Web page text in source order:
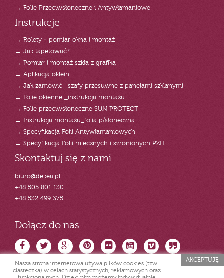
→ Folie Przeciwsłoneczne i Antywłamaniowe
Instrukcje
→ Rolety - pomiar okna i montaż
→ Jak tapetować?
→ Pomiar i montaż szkła z grafiką
→ Aplikacja oklein
→ Jak zamówić _szafy przesuwne z panelami szklanymi
→ Folie okienne _instrukcja montażu
→ Folie przeciwsłoneczne SUN PROTECT
→ Instrukcja montażu_folia p/słoneczna
→ Specyfikacja Folii Antywłamaniowych
→ Specyfikacja Folii mlecznych i szronionych PZH
Skontaktuj się z nami
biuro@dekea.pl
+48 505 801 130
+48 532 499 375
Dołącz do nas
Nasza strona internetowa używa plików cookies (tzw.
ciasteczka) w celach statystycznych, reklamowych oraz
AKCEPTUJĘ